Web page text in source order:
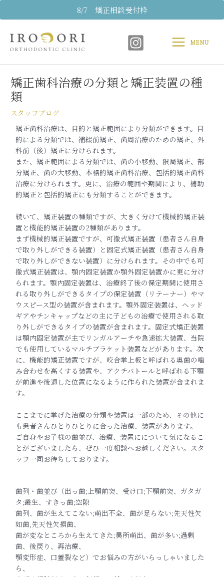
8/7 矯正相談受付枠
容
MenuMENU
矯正歯科治療の分類と矯正装置の種
類
スタッフブログ
矯正歯科治療は、目的と矯正範囲により分類ができます。目
的による分類では、補綴前矯正、歯周治療のための矯正、外
科前（後）矯正に分けられます。
また、矯正範囲による分類では、歯の小移動、限局矯正、部
分矯正、歯の大移動、本格的矯正歯科治療、包括的矯正歯科
治療に分けられます。更に、治療の範囲や期間により、補助
的矯正と包括的矯正にも分類することができます。
続いて、矯正装置の種類ですが、大きく分けて機械的矯正装
置と機能的矯正装置の2種類があります。
まず機械的矯正装置ですが、可撤式矯正装置（患者さん自身
で取り外しができる装置）と固定式矯正装置（患者さん自身
で取り外しができない装置）に分けられます。その中でも可
撤式矯正装置は、顎内固定装置か顎外固定装置かに更に分け
られます。顎内固定装置は、治療終了後の保定期間に使用さ
れる取り外しができるタイプの保定装置（リテーナー）やマ
ウスピース型の装置が含まれます。顎外固定装置は、ヘッド
ギアやチンキャップなどの主に子どもの治療で使用される取
り外しができるタイプの装置が含まれます。固定式矯正装置
は顎内固定装置が主でリンガルアーチや急速拡大装置、当院
でも使用しているマルチブラケット装置などがあります。次
に、機能的矯正装置ですが、咬合挙上板と呼ばれる奥歯の噛
み合わせを高くする装置や、アクチバトールと呼ばれる下顎
が前進や後退した位置になるように作られた装置が含まれま
す。
ここまでに挙げた治療の分類や装置は一部のため、その他に
も患者さんひとりひとりに合った治療、装置があります。
ご自身やお子様の歯並び、治療、装置にについて気になるこ
とがございましたら、ぜひ一度相談へお越しください。スタ
ッフ一同お待ちしております。
歯列・歯並び（出っ歯;上顎前突、受け口;下顎前突、ガタガ
タ;叢生、すきっ歯;空隙
歯列、歯が生えてこない;萌出不全、歯が足らない;先天性欠
如歯,先天性欠損歯、
歯が変なところから生えてきた;異所萌出、歯が多い;過剰
歯、後戻り、再治療、
顎変形症、口蓋裂など）でお悩みの方がいらっしゃいました
ら、